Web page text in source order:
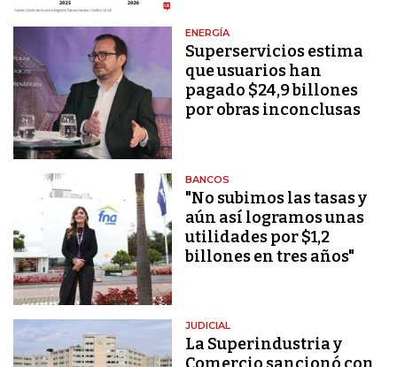
ENERGÍA
Superservicios estima
que usuarios han
pagado $24,9 billones
por obras inconclusas
BANCOS
"No subimos las tasas y
aún así logramos unas
utilidades por $1,2
billones en tres años"
JUDICIAL
La Superindustria y